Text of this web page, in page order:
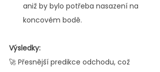
aniž by bylo potřeba nasazení na
koncovém bodě.
Výsledky:
🚀 Přesnější predikce odchodu, což